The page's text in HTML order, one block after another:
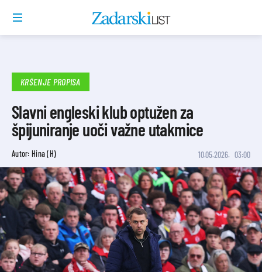
KRŠENJE PROPISA
Slavni engleski klub optužen za
špijuniranje uoči važne utakmice
Autor: Hina (H) 10.05.2026. 03:00